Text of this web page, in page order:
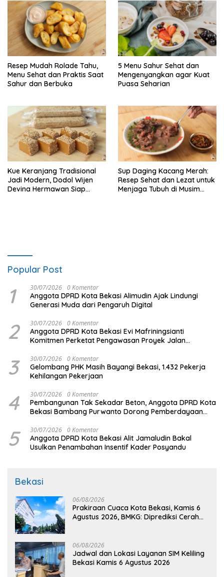
Resep Mudah Rolade Tahu,
Menu Sehat dan Praktis Saat
Sahur dan Berbuka
5 Menu Sahur Sehat dan
Mengenyangkan agar Kuat
Puasa Seharian
Kue Keranjang Tradisional
Jadi Modern, Dodol Wijen
Devina Hermawan Siap
Sup Daging Kacang Merah:
Resep Sehat dan Lezat untuk
Menjaga Tubuh di Musim
Popular Post
1 30/07/2026 0 Komentar
Anggota DPRD Kota Bekasi Alimudin Ajak Lindungi
Generasi Muda dari Pengaruh Digital
2 30/07/2026 0 Komentar
Anggota DPRD Kota Bekasi Evi Mafriningsianti
Komitmen Perketat Pengawasan Proyek Jalan
3 30/07/2026 0 Komentar
Gelombang PHK Masih Bayangi Bekasi, 1.432 Pekerja
Kehilangan Pekerjaan
4 30/07/2026 0 Komentar
Pembangunan Tak Sekadar Beton, Anggota DPRD Kota
Bekasi Bambang Purwanto Dorong Pemberdayaan
5 30/07/2026 0 Komentar
Anggota DPRD Kota Bekasi Alit Jamaludin Bakal
Usulkan Penambahan Insentif Kader Posyandu
Bekasi
06/08/2026
Prakiraan Cuaca Kota Bekasi, Kamis 6
Agustus 2026, BMKG: Diprediksi Cerah
06/08/2026
Jadwal dan Lokasi Layanan SIM Keliling
Bekasi Kamis 6 Agustus 2026